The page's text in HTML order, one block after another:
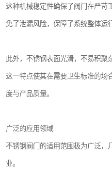
这种机械稳定性确保了阀门在严苛
免了泄漏风险，保障了系统整体运
此外，不锈钢表面光滑，不易积聚
这一特点使其在需要卫生标准的场
度与产品质量。
广泛的应用领域
不锈钢阀门的适用范围极为广泛，
业。